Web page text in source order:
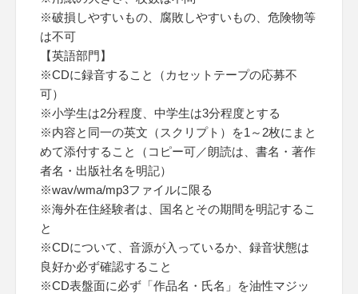
※破損しやすいもの、腐敗しやすいもの、危険物等
は不可
【英語部門】
※CDに録音すること（カセットテープの応募不
可）
※小学生は2分程度、中学生は3分程度とする
※内容と同一の英文（スクリプト）を1～2枚にまと
めて添付すること（コピー可／朗読は、書名・著作
者名・出版社名を明記）
※wav/wma/mp3ファイルに限る
※海外在住経験者は、国名とその期間を明記するこ
と
※CDについて、音源が入っているか、録音状態は
良好か必ず確認すること
※CD表盤面に必ず「作品名・氏名」を油性マジッ